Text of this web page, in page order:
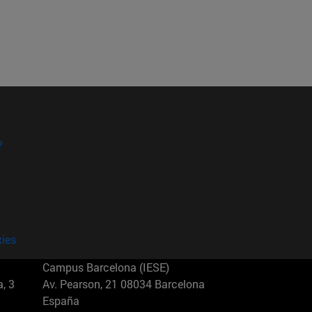
3
Campus Barcelona (IESE)
Av. Pearson, 21 08034 Barcelona
España